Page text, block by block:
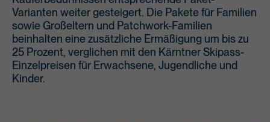
Varianten weiter gesteigert. Die Pakete für Familien
sowie Großeltern und Patchwork-Familien
beinhalten eine zusätzliche Ermäßigung um bis zu
25 Prozent, verglichen mit den Kärntner Skipass-
Einzelpreisen für Erwachsene, Jugendliche und
Kinder.